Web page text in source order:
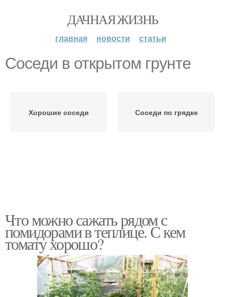
ДАЧНАЯ ЖИЗНЬ
главная новости статьи
Соседи в открытом грунте
Хорошие соседи Соседи по грядке
Что можно сажать рядом с
помидорами в теплице. С кем
томату хорошо?